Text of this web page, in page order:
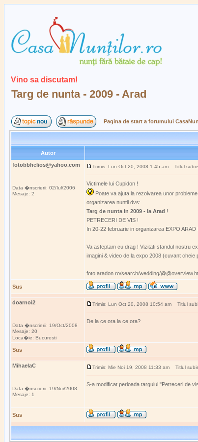
Vino sa discutam!
Targ de nunta - 2009 - Arad
Pagina de start a forumului
Autor
fotobbhelios@yahoo.com
Data �nscrierii: 02/Iul/2006
Mesaje: 2
Trimis: Lun Oct 20, 2008 1:45 am Titlul
Victimele lui Cupidon !
Poate va ajuta la rezolvarea unor
organizarea nuntii dvs:
Targ de nunta in 2009 - la Arad !
PETRECERI DE VIS !
In 20-22 februarie in organizarea EXPO
Va asteptam cu drag ! Vizitati standul nostru
imagini & video de la expo 2008 (cuvant cheie
foto.aradon.ro/search/wedding/
Sus
doarnoi2
Data �nscrierii: 19/Oct/2008
Mesaje: 20
Loca�ie: Bucuresti
Trimis: Lun Oct 20, 2008 10:54 am Titlul
De la ce ora la ce ora?
Sus
MihaelaC
Data �nscrierii: 19/Noi/2008
Mesaje: 1
Trimis: Mie Noi 19, 2008 11:33 am Titlul
S-a modificat perioada targului "Petreceri de
Sus